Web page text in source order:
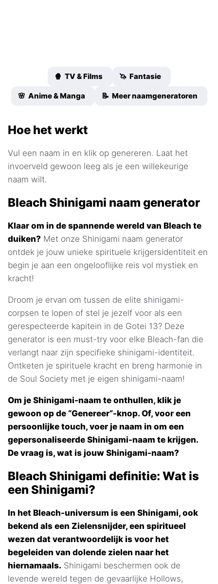
🍿 TV & Films 🦄 Fantasie
🌸 Anime & Manga 📝 Meer naamgeneratoren
Hoe het werkt
Vul een naam in en klik op genereren. Laat het
invoerveld gewoon leeg als je een willekeurige
naam wilt.
Bleach Shinigami naam generator
Klaar om in de spannende wereld van Bleach te
duiken? Met onze Shinigami naam generator
ontdek je jouw unieke spirituele krijgersidentiteit en
begin je aan een ongelooflijke reis vol mystiek en
kracht!
Droom je ervan om tussen de elite shinigami-
corpsen te lopen of stel je jezelf voor als een
gerespecteerde kapitein in de Gotei 13? Deze
generator is een must-try voor elke Bleach-fan die
verlangt naar zijn specifieke shinigami-identiteit.
Ontketen je spirituele kracht en breng harmonie in
de Soul Society met je eigen shinigami-naam!
Om je Shinigami-naam te onthullen, klik je
gewoon op de “Genereer”-knop. Of, voor een
persoonlijke touch, voer je naam in om een
gepersonaliseerde Shinigami-naam te krijgen.
De vraag is, wat is jouw Shinigami-naam?
Bleach Shinigami definitie: Wat is
een Shinigami?
In het Bleach-universum is een Shinigami, ook
bekend als een Zielensnijder, een spiritueel
wezen dat verantwoordelijk is voor het
begeleiden van dolende zielen naar het
hiernamaals. Shinigami beschermen ook de
levende wereld tegen de gevaarlijke Hollows,